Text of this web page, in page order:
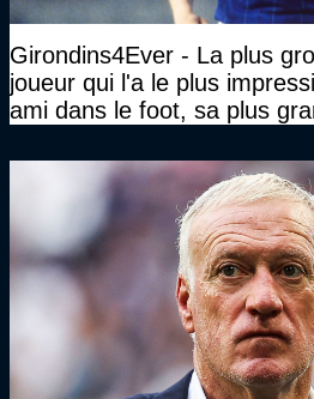
Girondins4Ever - La plus
joueur qui l'a le plus
ami dans le foot, sa plus